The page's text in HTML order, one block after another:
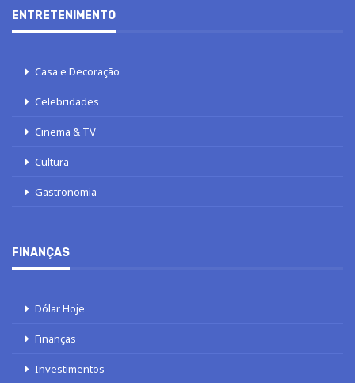
ENTRETENIMENTO
Casa e Decoração
Celebridades
Cinema & TV
Cultura
Gastronomia
FINANÇAS
Dólar Hoje
Finanças
Investimentos